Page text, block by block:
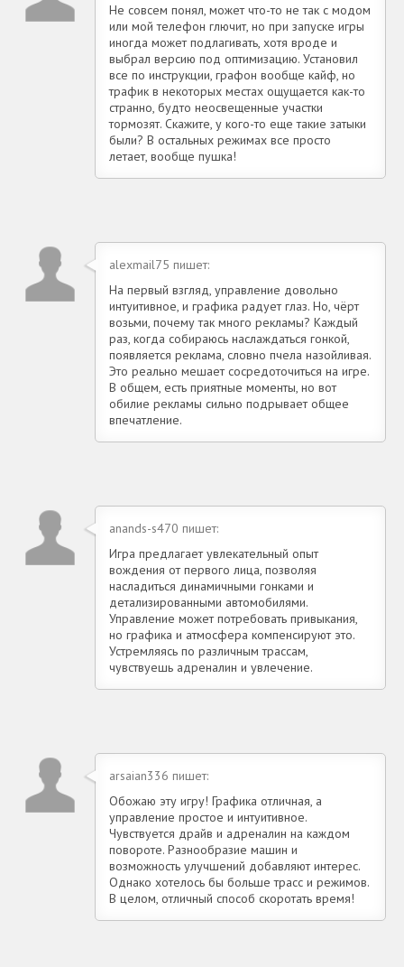
Не совсем понял, может что-то не так с модом
или мой телефон глючит, но при запуске игры
иногда может подлагивать, хотя вроде и
выбрал версию под оптимизацию. Установил
все по инструкции, графон вообще кайф, но
трафик в некоторых местах ощущается как-то
странно, будто неосвещенные участки
тормозят. Скажите, у кого-то еще такие затыки
были? В остальных режимах все просто
летает, вообще пушка!
alexmail75 пишет:
На первый взгляд, управление довольно
интуитивное, и графика радует глаз. Но, чёрт
возьми, почему так много рекламы? Каждый
раз, когда собираюсь наслаждаться гонкой,
появляется реклама, словно пчела назойливая.
Это реально мешает сосредоточиться на игре.
В общем, есть приятные моменты, но вот
обилие рекламы сильно подрывает общее
впечатление.
anands-s470 пишет:
Игра предлагает увлекательный опыт
вождения от первого лица, позволяя
насладиться динамичными гонками и
детализированными автомобилями.
Управление может потребовать привыкания,
но графика и атмосфера компенсируют это.
Устремляясь по различным трассам,
чувствуешь адреналин и увлечение.
arsaian336 пишет:
Обожаю эту игру! Графика отличная, а
управление простое и интуитивное.
Чувствуется драйв и адреналин на каждом
повороте. Разнообразие машин и
возможность улучшений добавляют интерес.
Однако хотелось бы больше трасс и режимов.
В целом, отличный способ скоротать время!